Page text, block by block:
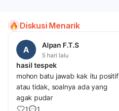
Diskusi Menarik
A Alpan F.T.S
5 hari lalu
hasil tespek
mohon batu jawab kak itu positif
atau tidak, soalnya ada yang
agak pudar
1 1